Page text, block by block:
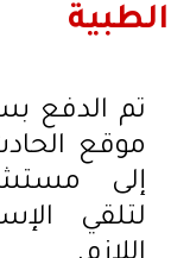
الطبية
تم الدفع
موقع
إلى
لتلقي